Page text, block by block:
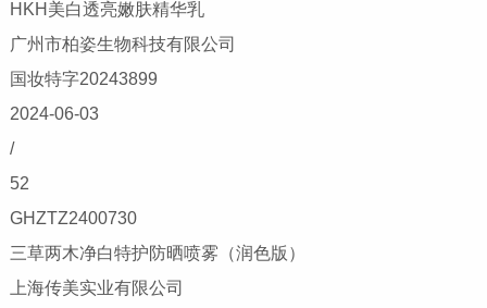
HKH美白透亮嫩肤精华乳
广州市柏姿生物科技有限公司
国妆特字20243899
2024-06-03
/
52
GHZTZ2400730
三草两木净白特护防晒喷雾（润色版）
上海传美实业有限公司